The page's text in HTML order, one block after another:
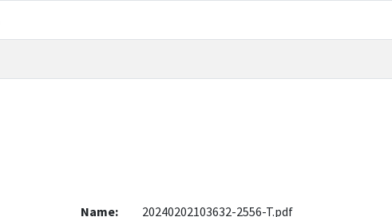
Name:
20240202103632-2556-T.pdf